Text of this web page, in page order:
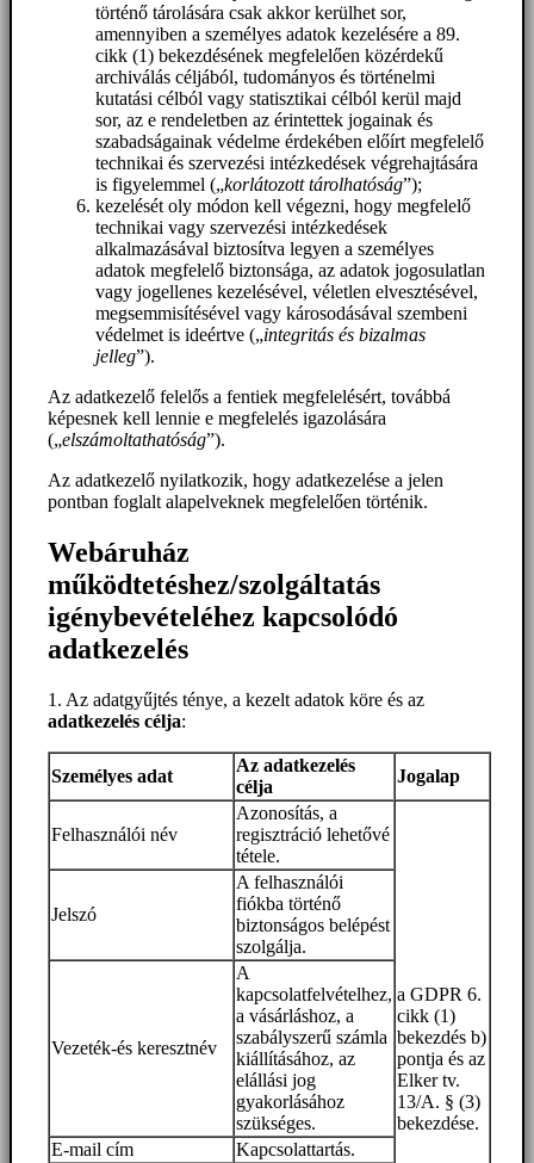
történő tárolására csak akkor kerülhet sor,
amennyiben a személyes adatok kezelésére a 89.
cikk (1) bekezdésének megfelelően közérdekű
archiválás céljából, tudományos és történelmi
kutatási célból vagy statisztikai célból kerül majd
sor, az e rendeletben az érintettek jogainak és
szabadságainak védelme érdekében előírt megfelelő
technikai és szervezési intézkedések végrehajtására
is figyelemmel („korlátozott tárolhatóság”);
kezelését oly módon kell végezni, hogy megfelelő
technikai vagy szervezési intézkedések
alkalmazásával biztosítva legyen a személyes
adatok megfelelő biztonsága, az adatok jogosulatlan
vagy jogellenes kezelésével, véletlen elvesztésével,
megsemmisítésével vagy károsodásával szembeni
védelmet is ideértve („integritás és bizalmas
jelleg”).
Az adatkezelő felelős a fentiek megfelelésért, továbbá
képesnek kell lennie e megfelelés igazolására
(„elszámoltathatóság”).
Az adatkezelő nyilatkozik, hogy adatkezelése a jelen
pontban foglalt alapelveknek megfelelően történik.
Webáruház
működtetéshez/szolgáltatás
igénybevételéhez kapcsolódó
adatkezelés
1. Az adatgyűjtés ténye, a kezelt adatok köre és az
adatkezelés célja:
Személyes adat
Az adatkezelés
célja
Jogalap
Felhasználói név
Azonosítás, a
regisztráció lehetővé
tétele.
a GDPR 6.
cikk (1)
bekezdés b)
pontja és az
Elker tv.
13/A. § (3)
bekezdése.
Jelszó
A felhasználói
fiókba történő
biztonságos belépést
szolgálja.
Vezeték-és keresztnév
A
kapcsolatfelvételhez,
a vásárláshoz, a
szabályszerű számla
kiállításához, az
elállási jog
gyakorlásához
szükséges.
E-mail cím
Kapcsolattartás.